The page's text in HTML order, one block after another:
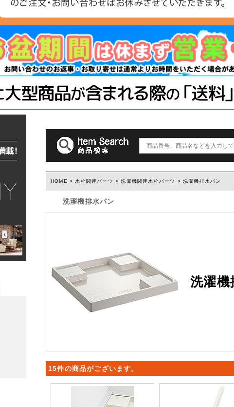
水回りに使う
FiberFix(ファイバーフックス)
木材・材料
塗装済み木材UROCO
ゴムロープ
ビス・サ
ソーホー
テーブル脚
石膏ボード
棚柱
キャスター
コンクリ
1×4、2×4
ダルトン
フック(ダルトン)
ウィルス・菌除去シート
ウィルス・菌除去シート
手すり
水回りに使う
HOME >水栓関連パーツ >洗濯機関連水栓パーツ > 洗濯機排水パン
洗濯機排水パン
洗濯機
15件の商品がございます。